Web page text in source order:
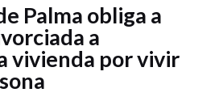
Palma obliga a
a
vivienda por vivir